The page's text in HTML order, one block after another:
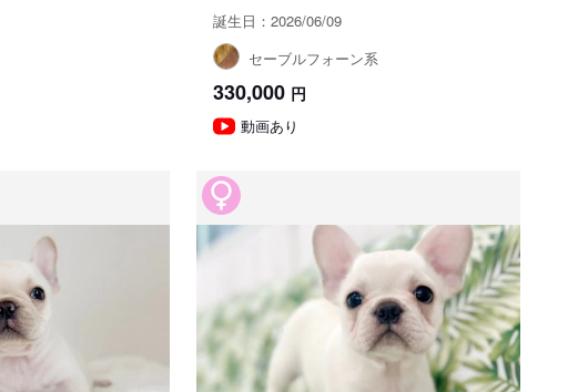
誕生日：2026/06/09
セーブルフォーン系
330,000 円
動画あり